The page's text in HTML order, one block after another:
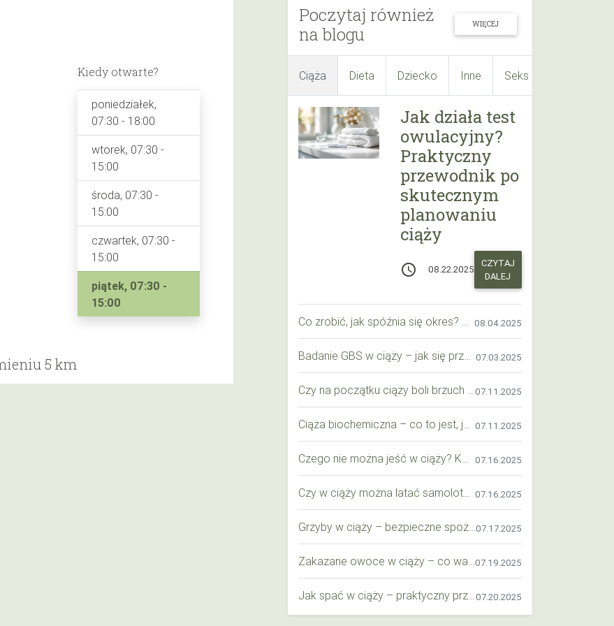
Poczytaj również
na blogu
WIĘCEJ
Ciąża Dieta Dziecko Inne Seks
Jak działa test
owulacyjny?
Praktyczny
przewodnik po
skutecznym
planowaniu
ciąży
access_time 08.22.2025
CZYTAJ
DALEJ
08.04.2025
07.03.2025
07.11.2025
07.11.2025
07.16.2025
07.16.2025
07.17.2025
07.19.2025
07.20.2025
Kiedy otwarte?
poniedziałek,
07:30 - 18:00
wtorek, 07:30 -
15:00
środa, 07:30 -
15:00
czwartek, 07:30 -
15:00
piątek, 07:30 -
15:00
5 km